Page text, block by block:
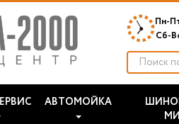
Пн-
Сб-
АВТОМОЙКА